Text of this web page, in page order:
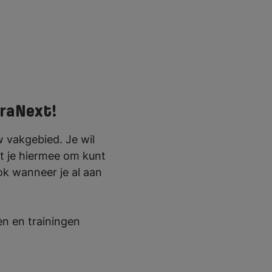
vakgebied. Je wil
je hiermee om kunt
wanneer je al aan
en trainingen